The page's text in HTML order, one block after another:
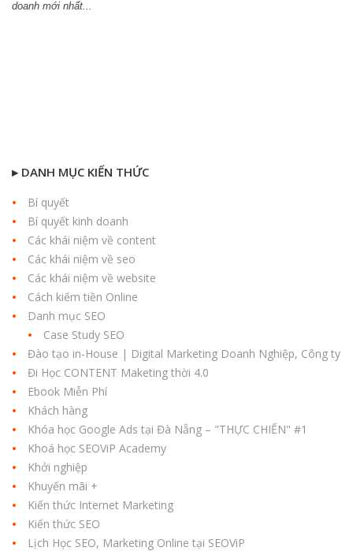
doanh mới nhất...
▸ DANH MỤC KIẾN THỨC
Bí quyết
Bí quyết kinh doanh
Các khái niệm về content
Các khái niệm về seo
Các khái niệm về website
Cách kiếm tiền Online
Danh mục SEO
Case Study SEO
Đào tạo in-House | Digital Marketing Doanh Nghiệp, Công ty
Đi Học CONTENT Maketing thời 4.0
Ebook Miễn Phí
Khách hàng
Khóa học Google Ads tại Đà Nẵng – "THỰC CHIẾN" #1
Khoá học SEOViP Academy
Khởi nghiệp
Khuyến mãi +
Kiến thức Internet Marketing
Kiến thức SEO
Lịch Học SEO, Marketing Online tại SEOViP